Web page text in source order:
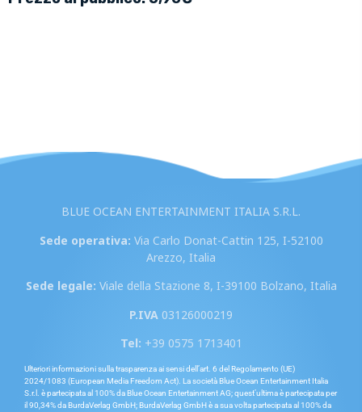
BLUE OCEAN ENTERTAINMENT ITALIA S.R.L.
Sede operativa: Via Carlo Donat-Cattin 125, I-52100
Arezzo, Italia
Sede legale: Viale della Stazione 8, I-39100 Bolzano, Italia
P.IVA 03126000219
Tel: +39 0575 1713401
Ulteriori informazioni sulla trasparenza ai sensi dell’art. 6 del Regolamento (UE)
2024/1083 (European Media Freedom Act). La società Blue Ocean Entertainment Italia
S.r.l. è partecipata al 100% da Blue Ocean Entertainment AG; quest’ultima è partecipata per
il 90,34% da BurdaVerlag GmbH; BurdaVerlag GmbH è a sua volta partecipata al 100% da